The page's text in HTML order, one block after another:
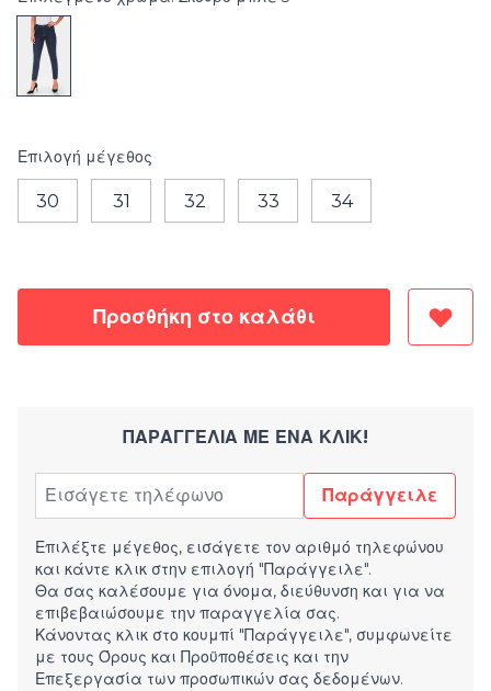
Επιλογή μέγεθος
30 31 32 33 34
Προσθήκη στο καλάθι
ΠΑΡΑΓΓΕΛΊΑ ΜΕ ΈΝΑ ΚΛΙΚ!
Παράγγειλε
Επιλέξτε μέγεθος, εισάγετε τον αριθμό τηλεφώνου
και κάντε κλικ στην επιλογή "Παράγγειλε".
Θα σας καλέσουμε για όνομα, διεύθυνση και για να
επιβεβαιώσουμε την παραγγελία σας.
Κάνοντας κλικ στο κουμπί "Παράγγειλε", συμφωνείτε
με τους Όρους και Προϋποθέσεις και την
Επεξεργασία των προσωπικών σας δεδομένων.